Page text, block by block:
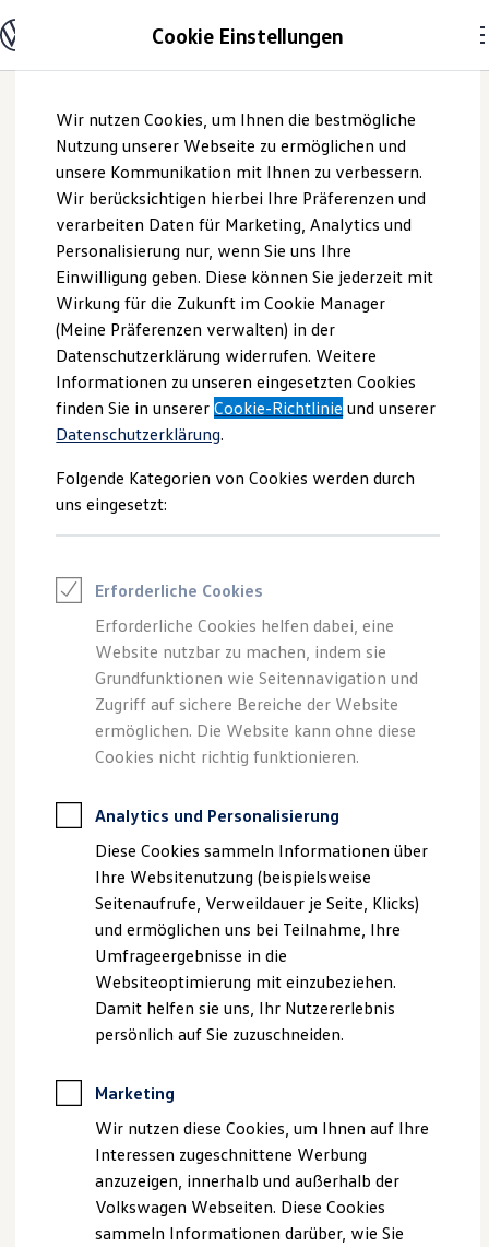
Hauptinhalt
springen
Footer
springen
Modelle und Konfigurator
Konfigurator
Modelle vergleichen
Elektroautos
ENERGY Sondermodelle
Nutzfahrzeuge
SUV und CUV
Familienautos
Kombis
Kompaktwagen
Sportwagen
Schnell verfügbare Fahrzeuge
Angebote und Produkte
Aktuelle Angebote
E-Auto-Förderung
Volkswagen Marktplatz
Die ENERGY Sondermodelle
Junge Gebrauchtwagen und Gebrauchtwagen
Volkswagen Zertifizierte Gebrauchtwagen
Elektromobilität bei Gebrauchtwagen
Saisonangebote
Reifenpakete
Leasing
Leasing-Angebote
Elektroauto Leasing
Kleinwagen-Leasing
Leasing ohne Anzahlung
Finanzierung
Autokredit mit Schlussrate
Versicherungen und Garantien
Kfz-Versicherung
Restschuldversicherungen
Garantien
Professional Class bei Volkswagen
Behörden
Direktkunden
Sonderfahrzeuge
Anpfiff zum Gewinn
Elektromobilität
Elektroautos
ID. Tutorials
Elektrofahrzeugkonzepte
ID. EVERY1
Reichweite
Rekuperation
Laden unterwegs
Laden Zuhause
Ladestationen finden
Ladezeitensimulator
Batterie
Sicherheit
Auto-Schwettling-
GmbH | Impressum
& Rechtliches
Hier finden Sie Informationen über uns
(Auto-Schwettling-GmbH) als
verantwortlichen Anbieter von Inhalten
und Angeboten, die auf dieser Website
speziell aufgeführt sind.
Impressum
Datenschutzerklärung
Impressum
Im Camisch 9
07768 Kahla
Telefon: 036424 / 818-0
Fax: 036424 / 818-24
E-Mail:autohaus@schwettling.de
USt.-ID: DE 154 386 076
Handelsregister: Jena HRB 203864
Hinweis gemäß § 36
Verbraucherstreitbeilegungsgesetz (VSBG)
Cookie Einstellungen
Wir nutzen Cookies, um Ihnen die bestmögliche
Nutzung unserer Webseite zu ermöglichen und
unsere Kommunikation mit Ihnen zu verbessern.
Wir berücksichtigen hierbei Ihre Präferenzen und
verarbeiten Daten für Marketing, Analytics und
Personalisierung nur, wenn Sie uns Ihre
Einwilligung geben. Diese können Sie jederzeit mit
Wirkung für die Zukunft im Cookie Manager
(Meine Präferenzen verwalten) in der
Datenschutzerklärung widerrufen. Weitere
Informationen zu unseren eingesetzten Cookies
finden Sie in unsererCookie-Richtlinie und unserer
Datenschutzerklärung.
Folgende Kategorien von Cookies werden durch
uns eingesetzt:
Erforderliche Cookies
Erforderliche Cookies helfen dabei, eine
Website nutzbar zu machen, indem sie
Grundfunktionen wie Seitennavigation und
Zugriff auf sichere Bereiche der Website
ermöglichen. Die Website kann ohne diese
Cookies nicht richtig funktionieren.
Analytics und Personalisierung
Diese Cookies sammeln Informationen über
Ihre Websitenutzung (beispielsweise
Seitenaufrufe, Verweildauer je Seite, Klicks)
und ermöglichen uns bei Teilnahme, Ihre
Umfrageergebnisse in die
Websiteoptimierung mit einzubeziehen.
Damit helfen sie uns, Ihr Nutzererlebnis
persönlich auf Sie zuzuschneiden.
Marketing
Wir nutzen diese Cookies, um Ihnen auf Ihre
Interessen zugeschnittene Werbung
anzuzeigen, innerhalb und außerhalb der
Volkswagen Webseiten. Diese Cookies
sammeln Informationen darüber, wie Sie